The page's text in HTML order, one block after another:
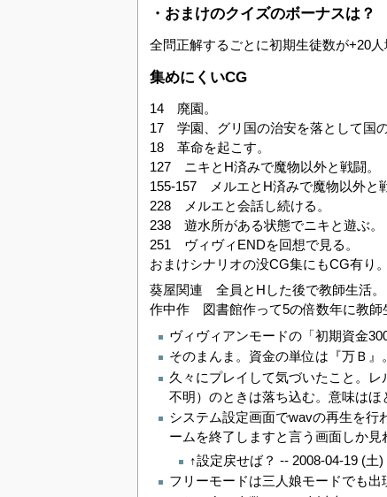
・おまけのクイズのボーナスは？
全問正解するごとに初期生徒数が+20
集めにくいCG
14 廃園。
17 学園、グリ国の治安を落として国の
18 革命を起こす。
127 ニキとH済みで魔物以外と戦闘。
155-157 メルエとH済みで魔物以外と
228 メルエと会話し続ける。
238 遊水所がある状態でニキと遊ぶ。
251 ヴィヴィENDを回想で見る。
おまけシナリオの没CG集にもCG有り。
葵屋関連 全員とHした後で教師生活。
作中作 図書館作って5の倍数年に教師
ヴィヴィアンモードの「初期資金
そのまんま。資金の単位は『万Ｂ』
久々にプレイして気づいたこと。
不明）のときは落ち込む。意味は
システム設定画面でwavの再生を行
ームを終了しますと言う画面しか
↑設定戻せば？ -- 2008-04-19 (土)
フリーモードは三人娘モードでも